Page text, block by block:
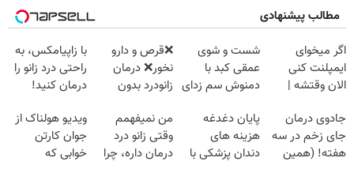
مطالب پیشنهادی
اگر میخوای
ایمپلنت کنی
الان وقتشه |
میلیون تومان!!!
شست و شوی
عمقی کبد با
دمنوش سم زدای
❌قرص‌ و دارو
نخور❌ درمان
زانودرد بدون
با زاپیامکس، به
راحتی درد زانو را
درمان کنید!
جادوی درمان
جای زخم در سه
هفته! (همین
پایان دغدغه
هزینه های
دندان پزشکی با
من نمیفهمم
وقتی زانو درد
درمان داره، چرا
ویدیو هولناک از
جوان کارتن
خوابی که